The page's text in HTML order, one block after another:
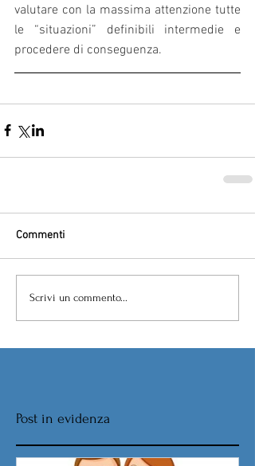
valutare con la massima attenzione tutte
le “situazioni” definibili intermedie e
procedere di conseguenza.
Commenti
Scrivi un commento...
Post in evidenza